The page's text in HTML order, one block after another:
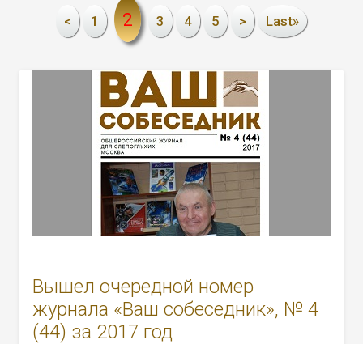
< 1 2 3 4 5 > Last»
Вышел очередной номер
журнала «Ваш собеседник», № 4
(44) за 2017 год